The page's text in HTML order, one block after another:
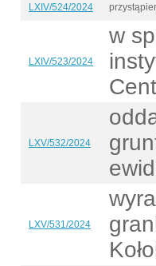
LXIV/524/2024
LXIV/523/2024
w
LXV/532/2024
LXV/531/2024